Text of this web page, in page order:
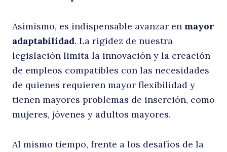
Asimismo, es indispensable avanzar en mayor
adaptabilidad. La rigidez de nuestra
legislación limita la innovación y la creación
de empleos compatibles con las necesidades
de quienes requieren mayor flexibilidad y
tienen mayores problemas de inserción, como
mujeres, jóvenes y adultos mayores.
Al mismo tiempo, frente a los desafíos de la